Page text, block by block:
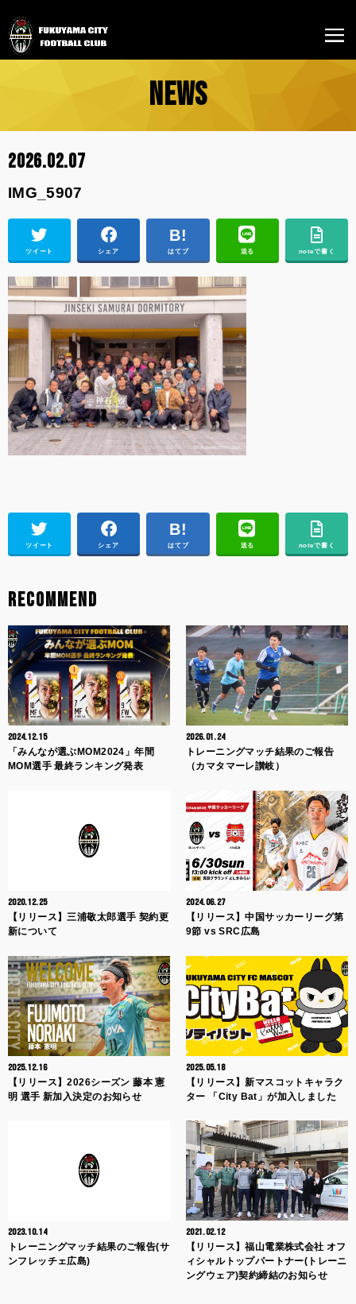
NEWS
2026.02.07
IMG_5907
ツイート シェア はてブ 送る noteで書く
ツイート シェア はてブ 送る noteで書く
RECOMMEND
2024.12.15
「みんなが選ぶMOM2024」年間
MOM選手 最終ランキング発表
2026.01.24
トレーニングマッチ結果のご報告
（カマタマーレ讃岐）
2020.12.25
【リリース】三浦敬太郎選手 契約更
新について
2024.06.27
【リリース】中国サッカーリーグ第
9節 vs SRC広島
2025.12.16
【リリース】2026シーズン 藤本 憲
明 選手 新加入決定のお知らせ
2025.05.18
【リリース】新マスコットキャラク
ター 「City Bat」が加入しました
2023.10.14
トレーニングマッチ結果のご報告(サ
ンフレッチェ広島)
2021.02.12
【リリース】福山電業株式会社 オフ
ィシャルトップパートナー(トレーニ
ングウェア)契約締結のお知らせ